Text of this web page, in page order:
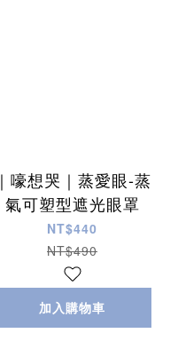
｜嚎想哭｜蒸愛眼-蒸
氣可塑型遮光眼罩
NT$440
NT$490
加入購物車